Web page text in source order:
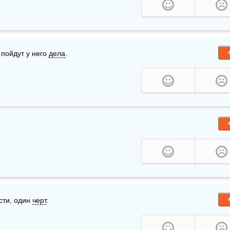
у него дела
один черт.